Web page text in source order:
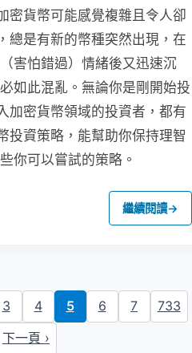
密貨幣可能感覺複雜且令人卻
總是有新的幣種突然出現，在
害怕錯過）情緒後又迅速沉
如此混亂。無論你是剛開始投
加密貨幣領域的投資者，都有
投資策略，能幫助你保持理智
你可以嘗試的策略。
繼續閱讀→
3 4 5 6 7
733
下一頁 ›